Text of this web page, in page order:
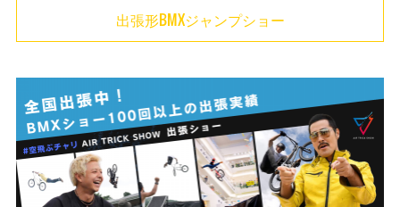
(11 )
出張形BMXジャンプショー